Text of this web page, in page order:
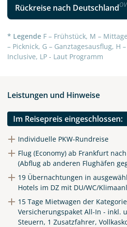
X
WhatsApp
Link kopieren
Rückreise nach DeutschlandOV
* Legende F – Frühstück, M –
– Picknick, G – Ganztagesausflug, H
Inclusive, LP - Laut Programm
Leistungen und Hinweise
Im Reisepreis eingeschlossen:
Individuelle PKW-Rundreise
Flug (Economy) ab Frankfurt
(Abflug ab anderen Flughäfen
19 Übernachtungen in
Hotels im DZ mit DU/WC/
15 Tage Mietwagen der
Versicherungspaket All-In - inkl.
Steuern, 1 Zusatzfahrer,